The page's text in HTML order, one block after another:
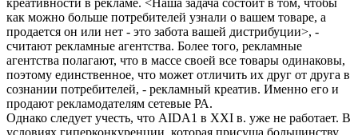
как можно больше потребителей узнали о вашем товаре, а
продается он или нет - это забота вашей дистрибуции>, -
считают рекламные агентства. Более того, рекламные
агентства полагают, что в массе своей все товары одинаковы,
поэтому единственное, что может отличить их друг от друга в
сознании потребителей, - рекламный креатив. Именно его и
продают рекламодателям сетевые РА.
Однако следует учесть, что AIDA1 в XXI в. уже не работает. В
условиях гиперконкуренции, которая присуща большинству